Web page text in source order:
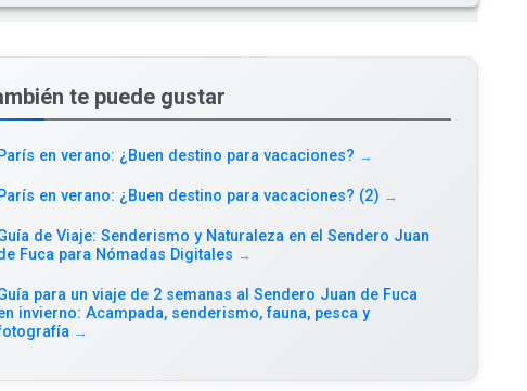
te puede gustar
París en verano: ¿Buen destino para vacaciones? →
París en verano: ¿Buen destino para vacaciones? (2) →
de Viaje: Senderismo y Naturaleza en el Sendero Juan
Fuca para Nómadas Digitales →
para un viaje de 2 semanas al Sendero Juan de Fuca
invierno: Acampada, senderismo, fauna, pesca y
→